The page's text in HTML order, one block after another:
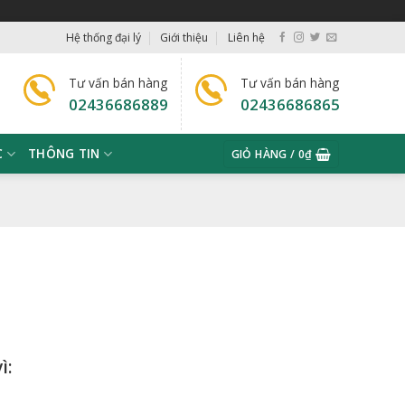
Hệ thống đại lý Giới thiệu Liên hệ
Tư vấn bán hàng
02436686889
Tư vấn bán hàng
02436686865
THÔNG TIN GIỎ HÀNG / 0₫